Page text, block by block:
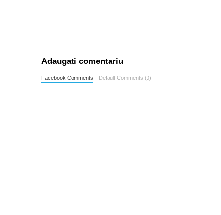
Adaugati comentariu
Facebook Comments Default Comments (0)